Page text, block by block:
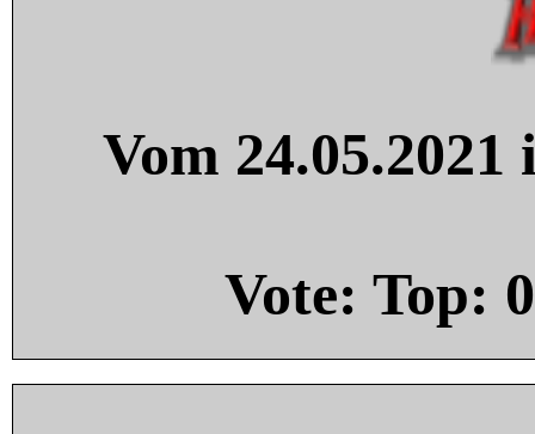
Vom
Vote: Top: 0